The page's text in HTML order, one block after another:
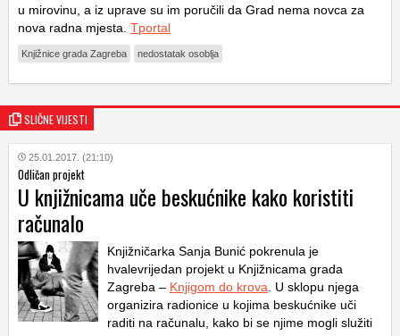
u mirovinu, a iz uprave su im poručili da Grad nema novca za
nova radna mjesta. Tportal
Knjižnice grada Zagreba nedostatak osoblja
SLIČNE VIJESTI
25.01.2017. (21:10)
Odličan projekt
U knjižnicama uče beskućnike kako koristiti
računalo
Knjižničarka Sanja Bunić pokrenula je
hvalevrijedan projekt u Knjižnicama grada
Zagreba – Knjigom do krova . U sklopu njega
organizira radionice u kojima beskućnike uči
raditi na računalu, kako bi se njime mogli služiti